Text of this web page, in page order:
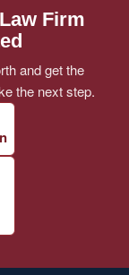
Firm
and get the
the next step.